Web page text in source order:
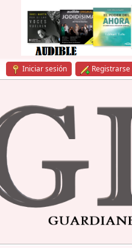
Iniciar sesión Registrarse